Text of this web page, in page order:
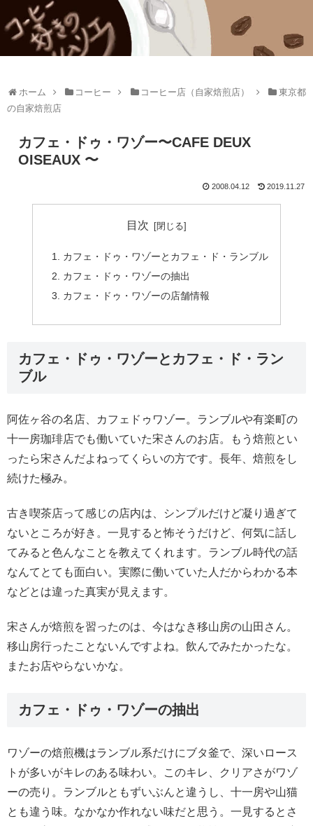
ホーム コーヒー コーヒー店（自家焙煎店）
東京都
の自家焙煎店
カフェ・ドゥ・ワゾー〜CAFE DEUX
OISEAUX 〜
2008.04.12 2019.11.27
目次
カフェ・ドゥ・ワゾーとカフェ・ド・ランブル
カフェ・ドゥ・ワゾーの抽出
カフェ・ドゥ・ワゾーの店舗情報
カフェ・ドゥ・ワゾーとカフェ・ド・ラン
ブル
阿佐ヶ谷の名店、カフェドゥワゾー。ランブルや有楽町の
十一房珈琲店でも働いていた宋さんのお店。もう焙煎とい
ったら宋さんだよねってくらいの方です。長年、焙煎をし
続けた極み。
古き喫茶店って感じの店内は、シンプルだけど凝り過ぎて
ないところが好き。一見すると怖そうだけど、何気に話し
てみると色んなことを教えてくれます。ランブル時代の話
なんてとても面白い。実際に働いていた人だからわかる本
などとは違った真実が見えます。
宋さんが焙煎を習ったのは、今はなき移山房の山田さん。
移山房行ったことないんですよね。飲んでみたかったな。
またお店やらないかな。
カフェ・ドゥ・ワゾーの抽出
ワゾーの焙煎機はランブル系だけにブタ釜で、深いロース
トが多いがキレのある味わい。このキレ、クリアさがワゾ
ーの売り。ランブルともずいぶんと違うし、十一房や山猫
とも違う味。なかなか作れない味だと思う。一見するとさ